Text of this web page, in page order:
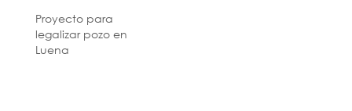
Proyecto para
legalizar pozo en
Luena